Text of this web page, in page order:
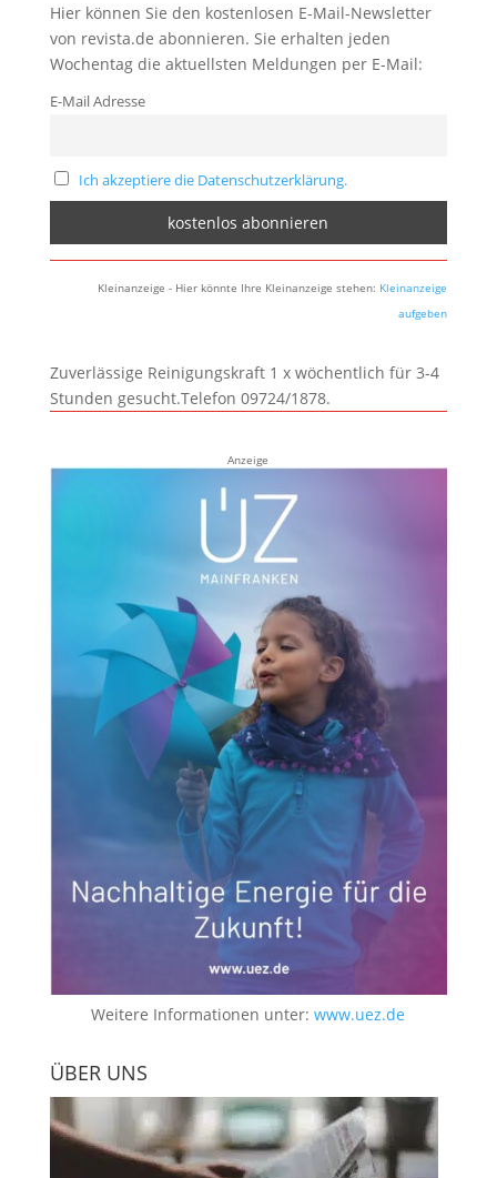
Hier können Sie den kostenlosen E-Mail-Newsletter
von revista.de abonnieren. Sie erhalten jeden
Wochentag die aktuellsten Meldungen per E-Mail:
E-Mail Adresse
Ich akzeptiere die Datenschutzerklärung.
Kleinanzeige - Hier könnte Ihre Kleinanzeige stehen: Kleinanzeige
aufgeben
Zuverlässige Reinigungskraft 1 x wöchentlich für 3-4
Stunden gesucht.Telefon 09724/1878.
Anzeige
Weitere Informationen unter:www.uez.de
ÜBER UNS